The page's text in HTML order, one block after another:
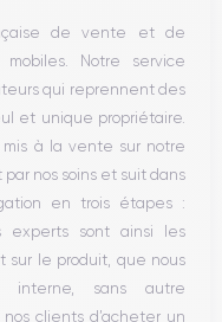
de vente et de
Notre service
qui reprennent des
et unique propriétaire.
à la vente sur notre
nos soins et suit dans
en trois étapes :
experts sont ainsi les
sur le produit, que nous
interne, sans autre
nos clients d’acheter un